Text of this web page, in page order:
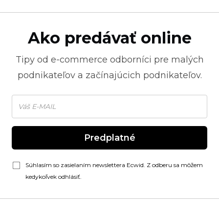
Ako predávať online
Tipy od e-commerce odborníci pre malých
podnikateľov a začínajúcich podnikateľov.
Predplatné
Súhlasím so zasielaním newslettera Ecwid. Z odberu sa môžem
kedykoľvek odhlásiť.